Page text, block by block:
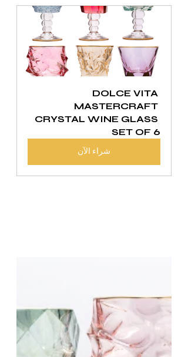
DOLCE VITA
MASTERCRAFT
CRYSTAL WINE GLASS
SET OF 6
شراء الآن